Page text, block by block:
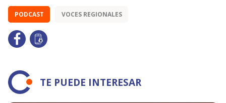
PODCAST VOCES REGIONALES
TE PUEDE INTERESAR